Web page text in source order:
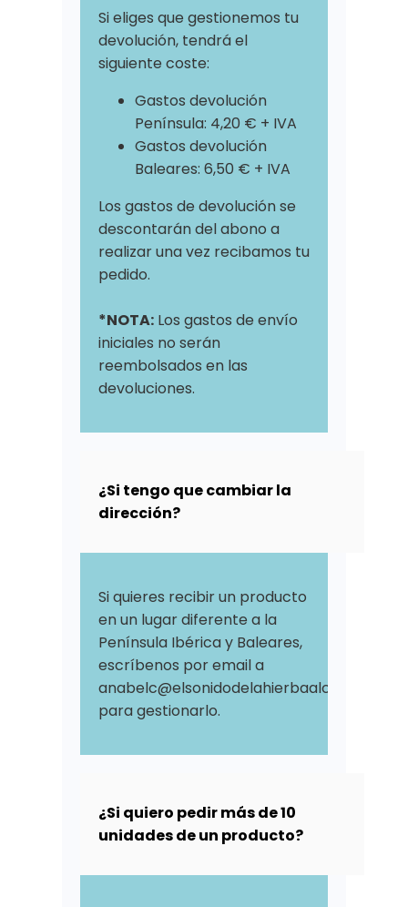
Si eliges que gestionemos tu
devolución, tendrá el
siguiente coste:
Gastos devolución
Península: 4,20 € + IVA
Gastos devolución
Baleares: 6,50 € + IVA
Los gastos de devolución se
descontarán del abono a
realizar una vez recibamos tu
pedido.
*NOTA: Los gastos de envío
iniciales no serán
reembolsados en las
devoluciones.
¿Si tengo que cambiar la
dirección?
Si quieres recibir un producto
en un lugar diferente a la
Península Ibérica y Baleares,
escríbenos por email a
anabelc@elsonidodelahierbaalcrecer.com
para gestionarlo.
¿Si quiero pedir más de 10
unidades de un producto?